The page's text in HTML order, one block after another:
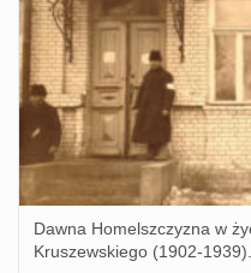
Dawna Homelszczyzna w
Kruszewskiego (1902-1939).